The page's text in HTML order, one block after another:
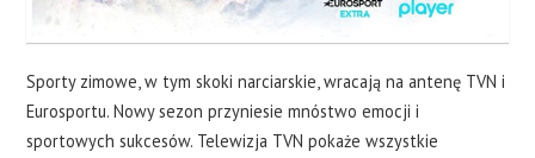
Sporty zimowe, w tym skoki narciarskie, wracają na antenę TVN i
Eurosportu. Nowy sezon przyniesie mnóstwo emocji i
sportowych sukcesów. Telewizja TVN pokaże wszystkie